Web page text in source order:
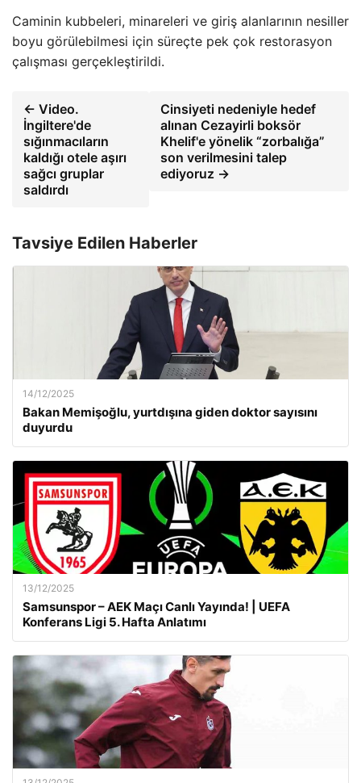
Caminin kubbeleri, minareleri ve giriş alanlarının nesiller
boyu görülebilmesi için süreçte pek çok restorasyon
çalışması gerçekleştirildi.
← Video.
İngiltere'de
sığınmacıların
kaldığı otele aşırı
sağcı gruplar
saldırdı
Cinsiyeti nedeniyle hedef
alınan Cezayirli boksör
Khelif'e yönelik “zorbalığa”
son verilmesini talep
ediyoruz →
Tavsiye Edilen Haberler
14/12/2025
Bakan Memişoğlu, yurtdışına giden doktor sayısını
duyurdu
13/12/2025
Samsunspor – AEK Maçı Canlı Yayında! | UEFA
Konferans Ligi 5. Hafta Anlatımı